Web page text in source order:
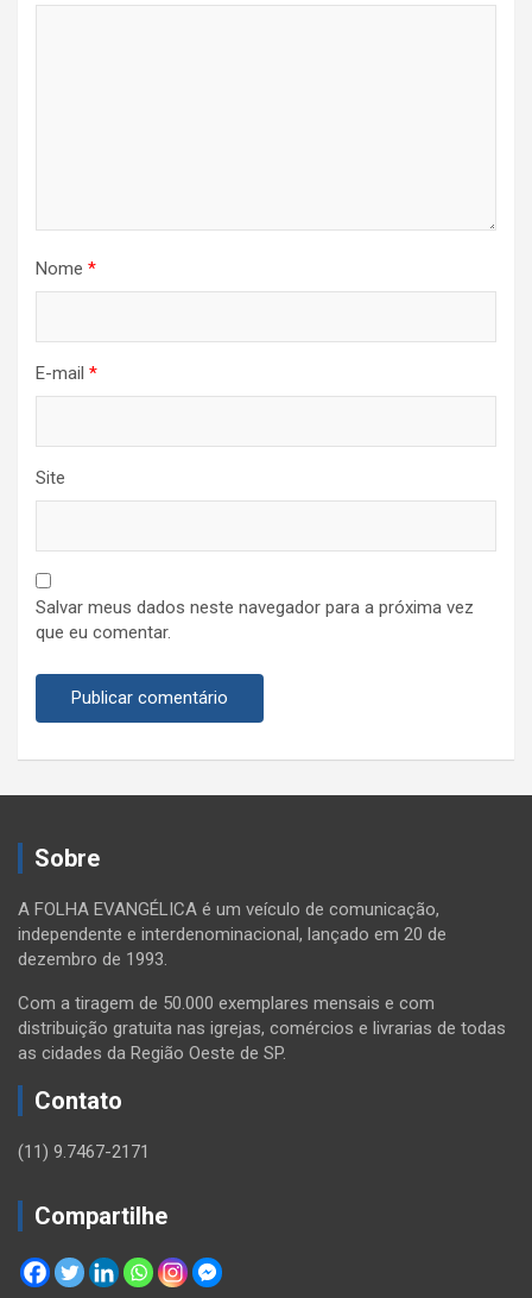
Nome *
E-mail *
Site
Salvar meus dados neste navegador para a próxima vez
que eu comentar.
Sobre
A FOLHA EVANGÉLICA é um veículo de comunicação,
independente e interdenominacional, lançado em 20 de
dezembro de 1993.
Com a tiragem de 50.000 exemplares mensais e com
distribuição gratuita nas igrejas, comércios e livrarias de todas
as cidades da Região Oeste de SP.
Contato
(11) 9.7467-2171
Compartilhe